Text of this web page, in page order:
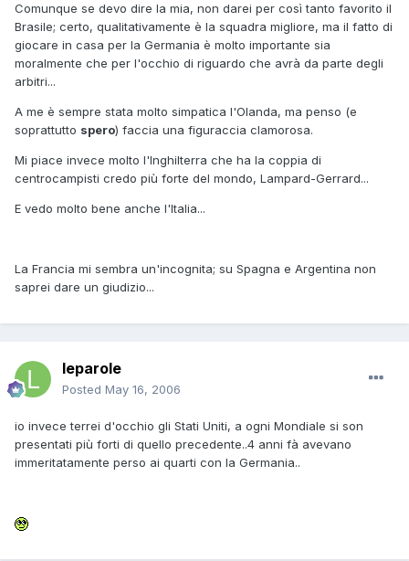
Comunque se devo dire la mia, non darei per così tanto favorito il
Brasile; certo, qualitativamente è la squadra migliore, ma il fatto di
giocare in casa per la Germania è molto importante sia
moralmente che per l'occhio di riguardo che avrà da parte degli
arbitri...
A me è sempre stata molto simpatica l'Olanda, ma penso (e
soprattutto spero) faccia una figuraccia clamorosa.
Mi piace invece molto l'Inghilterra che ha la coppia di
centrocampisti credo più forte del mondo, Lampard-Gerrard...
E vedo molto bene anche l'Italia...
La Francia mi sembra un'incognita; su Spagna e Argentina non
saprei dare un giudizio...
leparole
Posted May 16, 2006
io invece terrei d'occhio gli Stati Uniti, a ogni Mondiale si son
presentati più forti di quello precedente..4 anni fà avevano
immeritatamente perso ai quarti con la Germania..